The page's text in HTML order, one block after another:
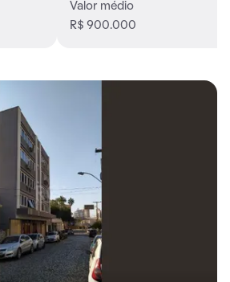
Valor médio
R$ 900.000